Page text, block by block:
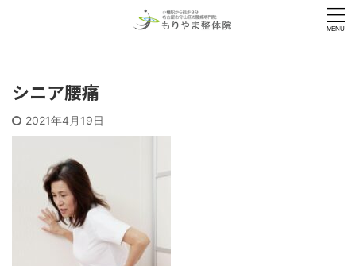
シニア腰痛
2021年4月19日